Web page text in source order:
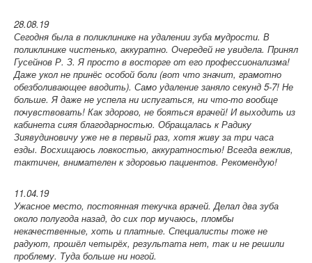
28.08.19
Сегодня была в поликлинике на удалении зуба мудрости. В
поликлинике чистенько, аккуратно. Очередей не увидела. Принял
Гусейнов Р. З. Я просто в восторге от его профессионализма!
Даже укол не принёс особой боли (вот что значит, грамотно
обезболивающее вводить). Само удаление заняло секунд 5-7! Не
больше. Я даже не успела ни испугаться, ни что-то вообще
почувствовать! Как здорово, не бояться врачей! И выходить из
кабинета сияя благодарностью. Обращалась к Радику
Зиявудиновичу уже не в первый раз, хотя живу за три часа
езды. Восхищаюсь ловкостью, аккуратностью! Всегда вежлив,
тактичен, внимателен к здоровью пациентов. Рекомендую!
11.04.19
Ужасное место, постоянная текучка врачей. Делал два зуба
около полугода назад, до сих пор мучаюсь, пломбы
некачественные, хоть и платные. Специалисты тоже не
радуют, прошёл четырёх, результата нет, так и не решили
проблему. Туда больше ни ногой.